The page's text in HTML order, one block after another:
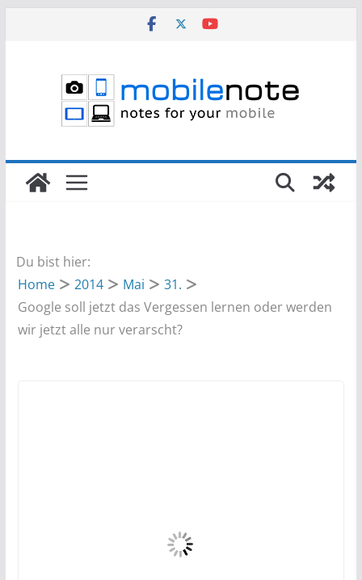
Du bist hier:
Home
2014 Mai
31.
Google soll jetzt das Vergessen lernen oder werden
wir jetzt alle nur verarscht?